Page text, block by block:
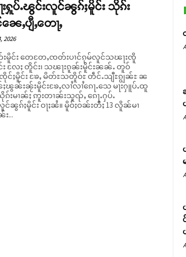
းႁူပ်ႉၽွင်းလူင်ၼွၵ်ႈမိူင်း သိုၵ်း
ေႇပျီႇတေႃႇ
2026
မိူင်း တေတႄႇၸတ်းပၢင်ၵုမ်လူင်သၽႃးၸိူ
း လႄႈ တိူင်း၊ သၽႃးၵူၼ်းမိူင်းၼၼ်ႉ တူဝ်
ႈမိူင်း ၶႄႇ မိတ်ႊသတိူဝ်ႊ တဵင်ႉသျီႊၵျွၼ်ႊ ၼ
ၽွၼ်းၼႂ်းမိူင်းၶႄႇလၢႆလၢႆၵေႃႉသေ မႃးႁူပ်ႉထူ
မၢၼ်ႈ ဢူးတၢၼ်းသူၺ်ႇ ၵေႃႉႁပ်ႉ
ၼႆ။ မိူဝ်ႈဝၼ်းတီႈ 13 လိူၼ်မၢ
း...